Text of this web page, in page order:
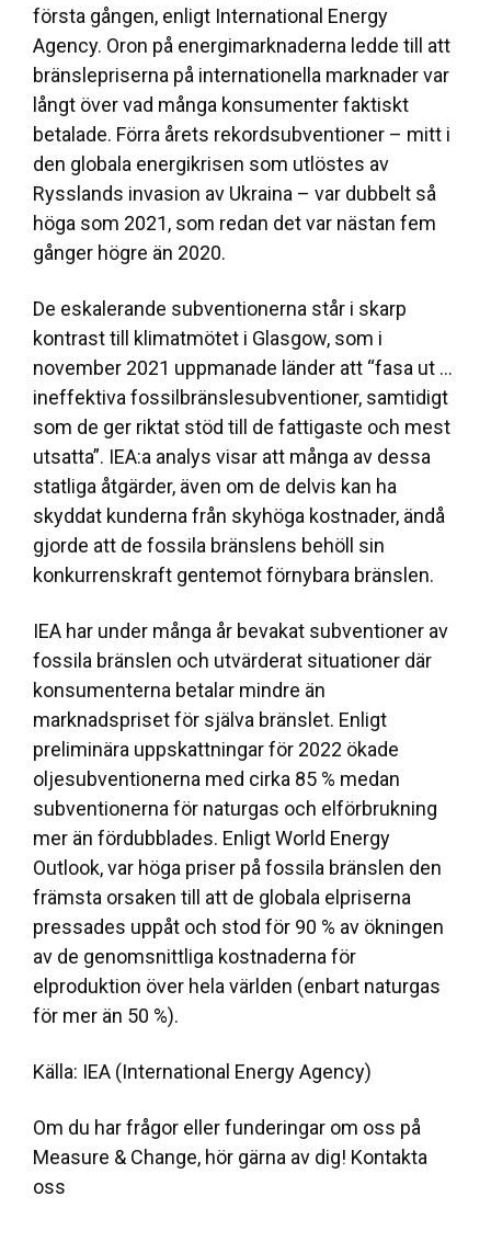
första gången, enligt International Energy
Agency. Oron på energimarknaderna ledde till att
bränslepriserna på internationella marknader var
långt över vad många konsumenter faktiskt
betalade. Förra årets rekordsubventioner – mitt i
den globala energikrisen som utlöstes av
Rysslands invasion av Ukraina – var dubbelt så
höga som 2021, som redan det var nästan fem
gånger högre än 2020.
De eskalerande subventionerna står i skarp
kontrast till klimatmötet i Glasgow, som i
november 2021 uppmanade länder att “fasa ut …
ineffektiva fossilbränslesubventioner, samtidigt
som de ger riktat stöd till de fattigaste och mest
utsatta”. IEA:a analys visar att många av dessa
statliga åtgärder, även om de delvis kan ha
skyddat kunderna från skyhöga kostnader, ändå
gjorde att de fossila bränslens behöll sin
konkurrenskraft gentemot förnybara bränslen.
IEA har under många år bevakat subventioner av
fossila bränslen och utvärderat situationer där
konsumenterna betalar mindre än
marknadspriset för själva bränslet. Enligt
preliminära uppskattningar för 2022 ökade
oljesubventionerna med cirka 85 % medan
subventionerna för naturgas och elförbrukning
mer än fördubblades. Enligt World Energy
Outlook, var höga priser på fossila bränslen den
främsta orsaken till att de globala elpriserna
pressades uppåt och stod för 90 % av ökningen
av de genomsnittliga kostnaderna för
elproduktion över hela världen (enbart naturgas
för mer än 50 %).
Källa: IEA (International Energy Agency)
Om du har frågor eller funderingar om oss på
Measure & Change, hör gärna av dig! Kontakta
oss